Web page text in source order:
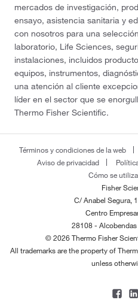
mercados de investigación,
ensayo, asistencia sanitaria y
con nosotros para una
laboratorio, Life Sciences,
instalaciones, incluidos
equipos, instrumentos,
una atención al cliente
líder en el sector que se
Thermo Fisher Scientific.
Términos y condiciones de la web
Aviso de privacidad
Cómo se
Fisher
C/ Anabel Segura,
Centro
28108 - Alcobendas
© 2026 Thermo Fisher
All trademarks are the property of
unless